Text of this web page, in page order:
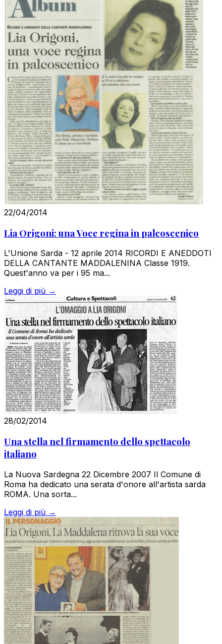
22/04/2014
Lia Origoni: una Voce regina in palcoscenico
L'Unione Sarda - 12 aprile 2014 RICORDI E ANEDDOTI
DELLA CANTANTE MADDALENINA Classe 1919.
Quest'anno va per i 95 ma...
Leggi di più →
28/02/2014
Una stella nel firmamento dello spettacolo
italiano
La Nuova Sardegna 22 Dicembre 2007 Il Comune di
Roma ha dedicato una serata d'onore all'artista sarda
ROMA. Una sorta...
Leggi di più →